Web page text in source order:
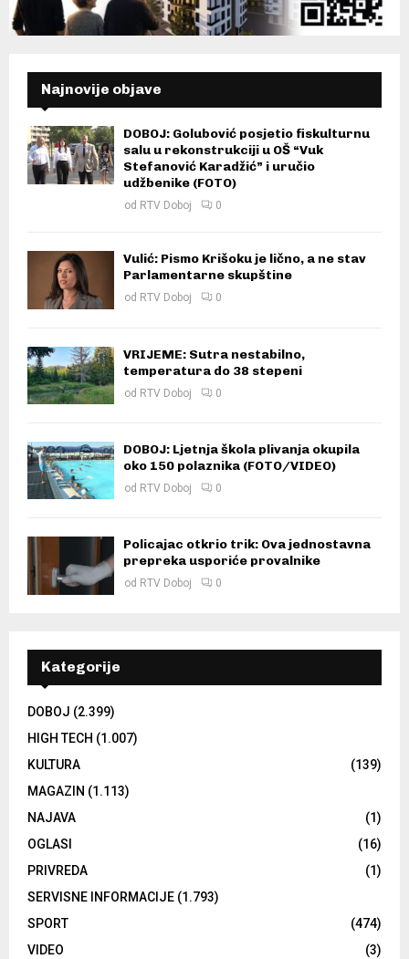
Najnovije objave
DOBOJ: Golubović posjetio fiskulturnu
salu u rekonstrukciji u OŠ “Vuk
Stefanović Karadžić” i uručio
udžbenike (FOTO)
od RTV Doboj 0
Vulić: Pismo Krišoku je lično, a ne stav
Parlamentarne skupštine
od RTV Doboj 0
VRIJEME: Sutra nestabilno,
temperatura do 38 stepeni
od RTV Doboj 0
DOBOJ: Ljetnja škola plivanja okupila
oko 150 polaznika (FOTO/VIDEO)
od RTV Doboj 0
Policajac otkrio trik: Ova jednostavna
prepreka usporiće provalnike
od RTV Doboj 0
Kategorije
DOBOJ (2.399)
HIGH TECH (1.007)
KULTURA
(139)
MAGAZIN (1.113)
NAJAVA
(1)
OGLASI
(16)
PRIVREDA
(1)
SERVISNE INFORMACIJE (1.793)
SPORT
(474)
VIDEO
(3)